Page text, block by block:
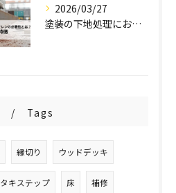
2026/03/27
塗装の下地処理におけるケレンの必要性とは？種類と特徴を解説！
Tags
縁切り ウッドデッキ
タキステップ 床 補修